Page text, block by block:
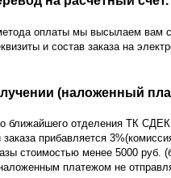
оплаты мы высылаем вам
и состав заказа на
(наложенный
ближайшего отделения ТК
прибавляется
стоимостью менее 5000 руб.
платежом не